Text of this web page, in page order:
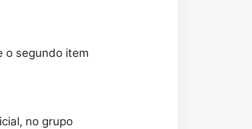
o segundo item
no grupo